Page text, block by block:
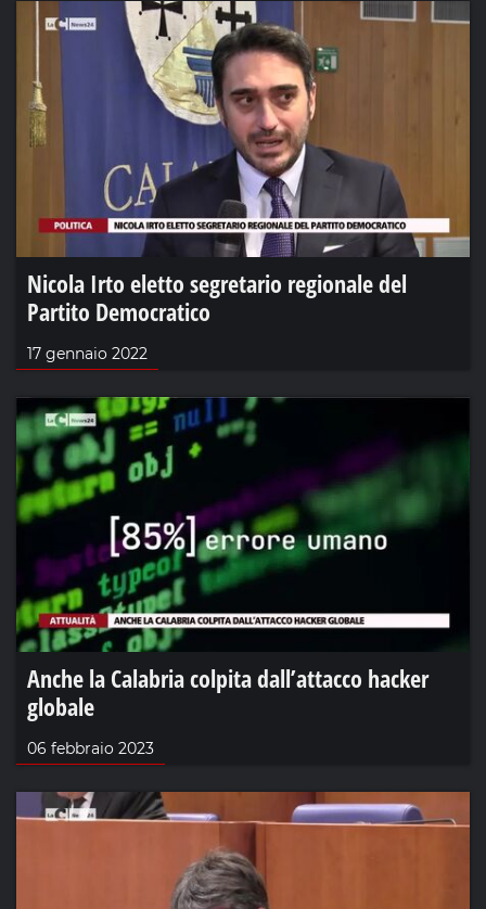
Nicola Irto eletto segretario regionale del
Partito Democratico
17 gennaio 2022
Anche la Calabria colpita dall’attacco hacker
globale
06 febbraio 2023